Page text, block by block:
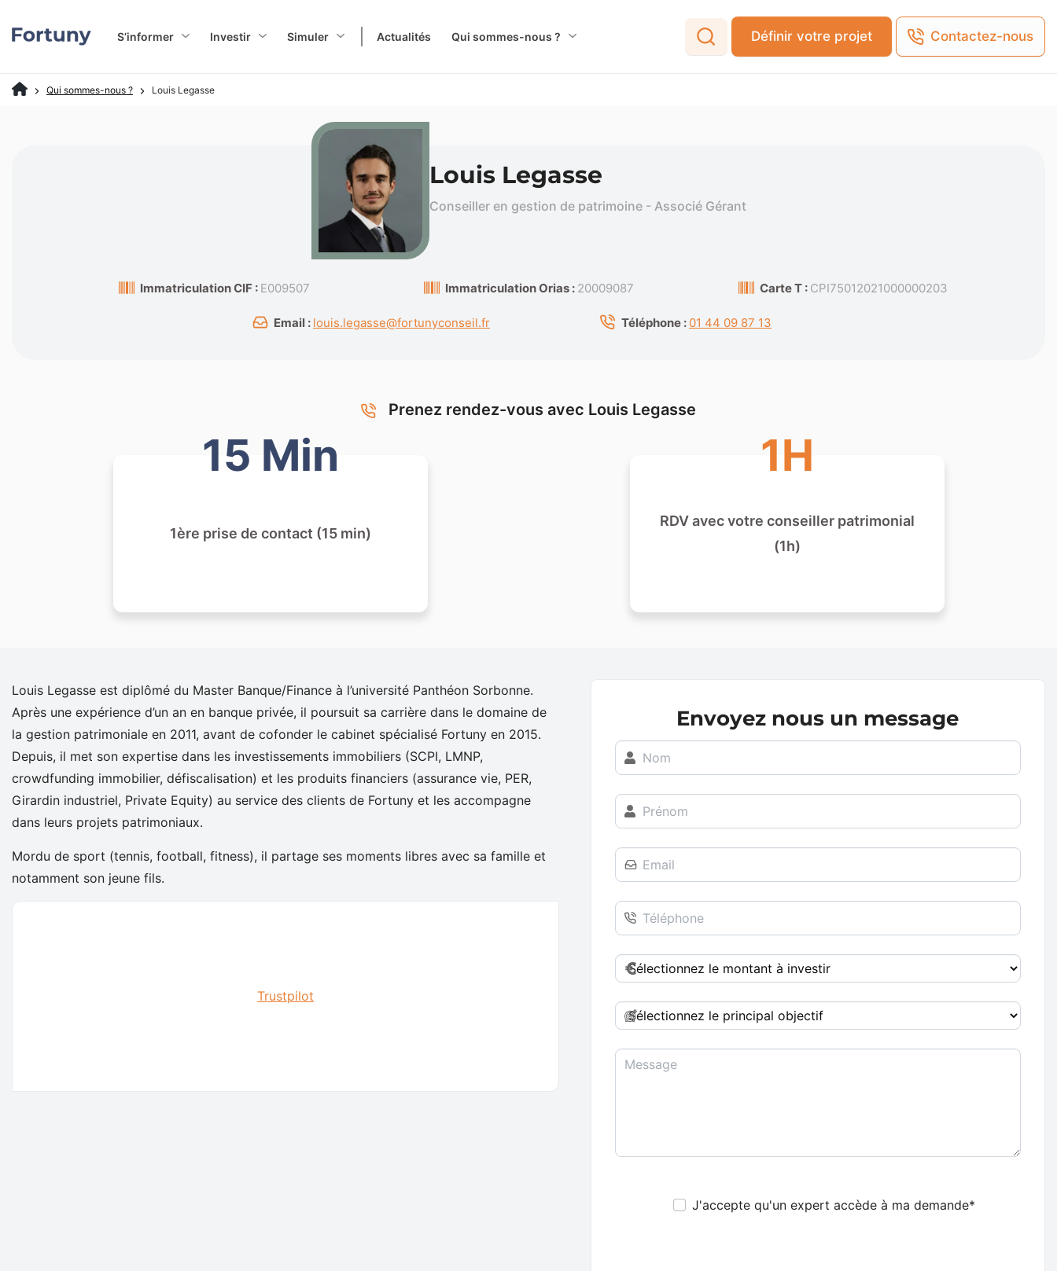
S’informer Investir Simuler Actualités Qui sommes-nous ? Définir votre projet Contactez-nous
Qui sommes-nous ? Louis Legasse
Louis Legasse
Conseiller en gestion de patrimoine - Associé Gérant
Immatriculation CIF : E009507 Immatriculation Orias : 20009087 Carte T : CPI75012021000000203
Email : louis.legasse@fortunyconseil.fr Téléphone : 01 44 09 87 13
Prenez rendez-vous avec Louis Legasse
15 Min
1ère prise de contact (15 min)
1H
RDV avec votre conseiller patrimonial
(1h)
Louis Legasse est diplômé du Master Banque/Finance à l’université Panthéon Sorbonne.
Après une expérience d’un an en banque privée, il poursuit sa carrière dans le domaine de
la gestion patrimoniale en 2011, avant de cofonder le cabinet spécialisé Fortuny en 2015.
Depuis, il met son expertise dans les investissements immobiliers (SCPI, LMNP,
crowdfunding immobilier, défiscalisation) et les produits financiers (assurance vie, PER,
Girardin industriel, Private Equity) au service des clients de Fortuny et les accompagne
dans leurs projets patrimoniaux.
Mordu de sport (tennis, football, fitness), il partage ses moments libres avec sa famille et
notamment son jeune fils.
Trustpilot
Envoyez nous un message
Nom
Prénom
Email
Téléphone
Message
J'accepte qu'un expert accède à ma demande*